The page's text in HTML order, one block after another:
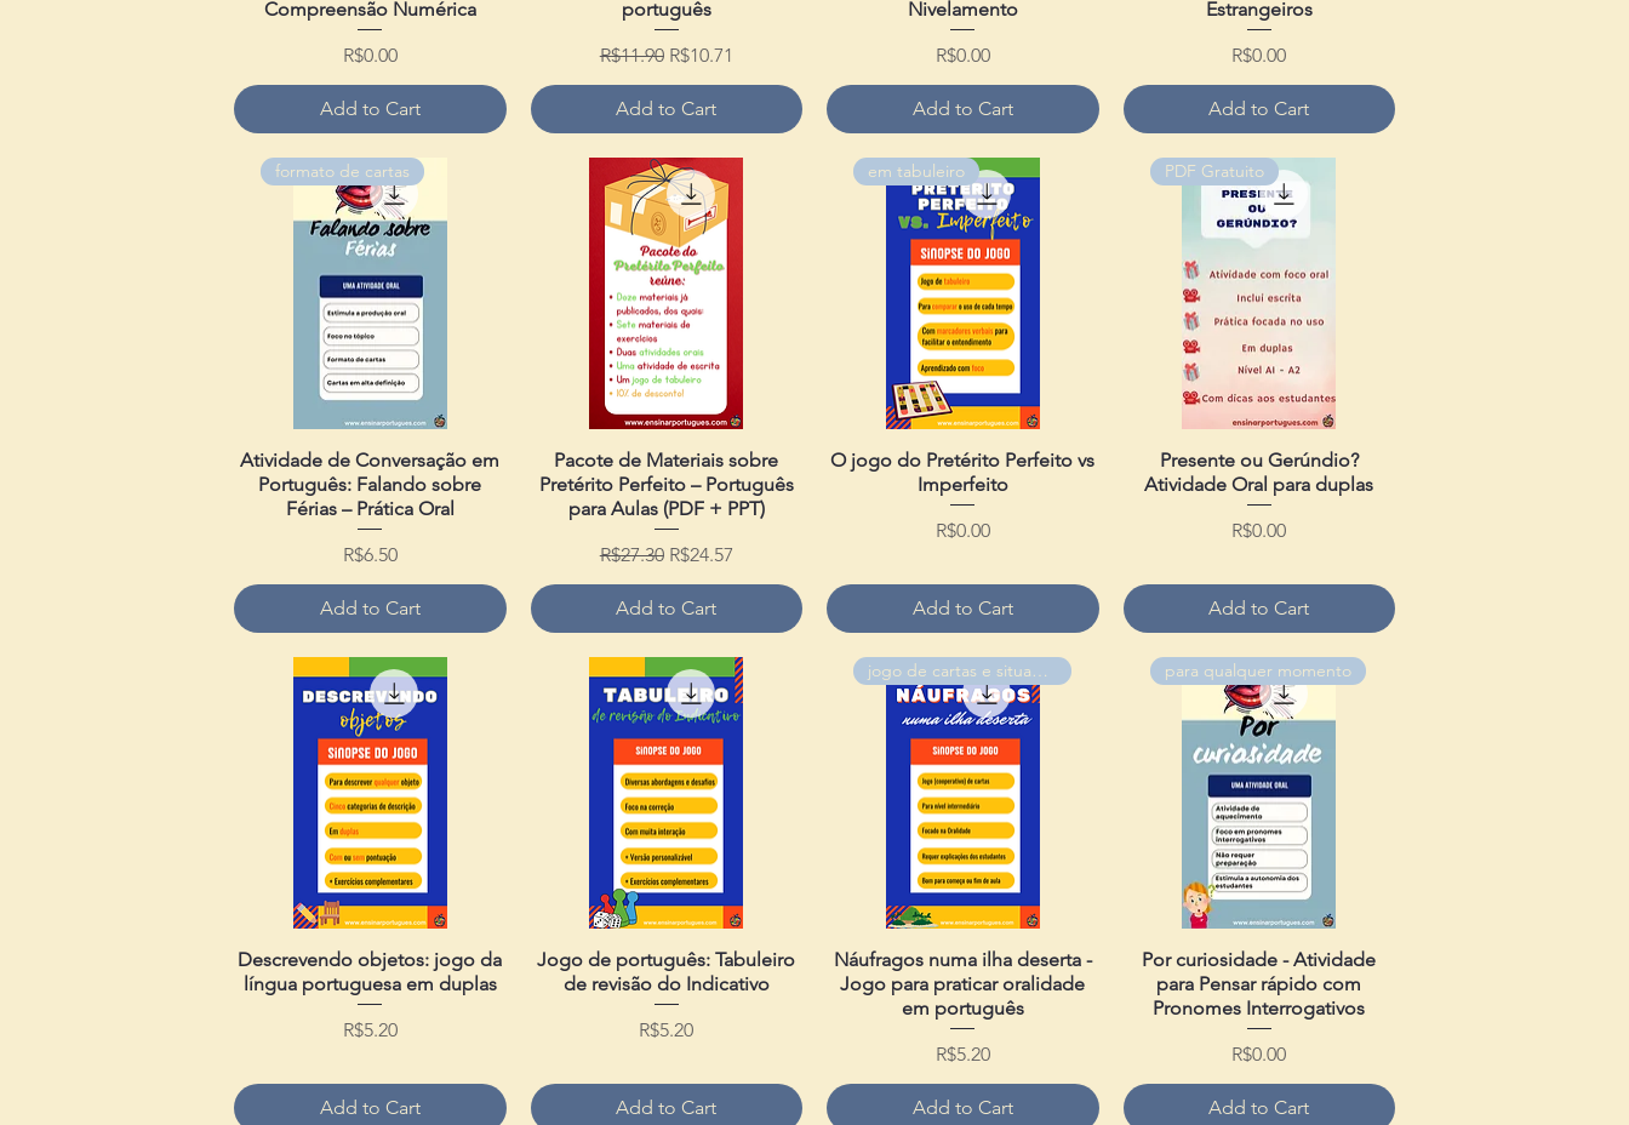
Compreensão Numérica
Price
R$0.00
Add to Cart
português
Regular Price
R$11.90 Sale Price
R$10.71
Add to Cart
Nivelamento
Price
R$0.00
Add to Cart
Estrangeiros
Price
R$0.00
Add to Cart
Quick View
formato de cartas
Atividade de Conversação em
Português: Falando sobre
Férias – Prática Oral
Price
R$6.50
Add to Cart
Quick View
Pacote de Materiais sobre
Pretérito Perfeito – Português
para Aulas (PDF + PPT)
Regular Price
R$27.30 Sale Price
R$24.57
Add to Cart
Quick View
em tabuleiro
O jogo do Pretérito Perfeito vs
Imperfeito
Price
R$0.00
Add to Cart
Quick View
PDF Gratuito
Presente ou Gerúndio?
Atividade Oral para duplas
Price
R$0.00
Add to Cart
Quick View
Descrevendo objetos: jogo da
língua portuguesa em duplas
Price
R$5.20
Add to Cart
Quick View
Jogo de português: Tabuleiro
de revisão do Indicativo
Price
R$5.20
Add to Cart
Quick View
jogo de cartas e situações
Náufragos numa ilha deserta -
Jogo para praticar oralidade
em português
Price
R$5.20
Add to Cart
Quick View
para qualquer momento
Por curiosidade - Atividade
para Pensar rápido com
Pronomes Interrogativos
Price
R$0.00
Add to Cart